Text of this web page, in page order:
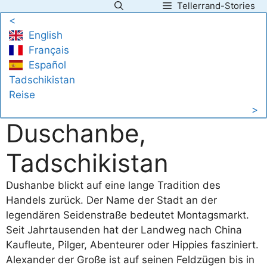
Inhalt
springen
Tellerrand-Stories
<
English
Français
Español
Tadschikistan
Reise
>
Duschanbe,
Tadschikistan
Dushanbe blickt auf eine lange Tradition des
Handels zurück. Der Name der Stadt an der
legendären Seidenstraße bedeutet Montagsmarkt.
Seit Jahrtausenden hat der Landweg nach China
Kaufleute, Pilger, Abenteurer oder Hippies fasziniert.
Alexander der Große ist auf seinen Feldzügen bis in